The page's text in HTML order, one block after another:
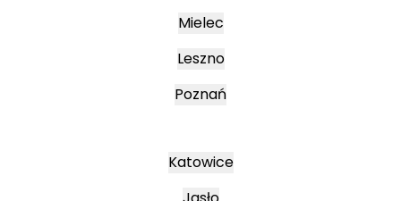
Mielec
Leszno
Poznań
Katowice